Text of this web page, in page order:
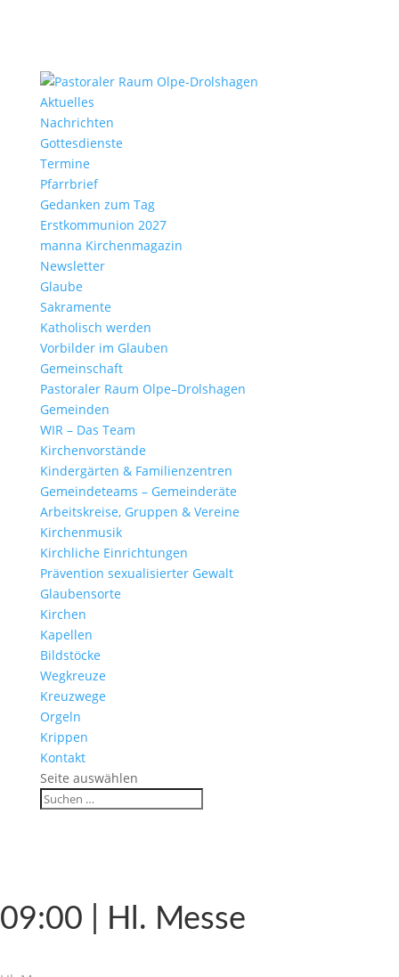
Aktu­elles
Nach­richten
Gottes­dienste
Termine
Pfarr­brief
Gedanken zum Tag
Erst­kom­mu­nion 2027
manna Kirchen­ma­gazin
News­letter
Glaube
Sakra­mente
Katho­lisch werden
Vorbilder im Glauben
Gemein­schaft
Pasto­raler Raum Olpe–Drolshagen
Gemeinden
WIR – Das Team
Kirchen­vor­stände
Kinder­gärten & Familienzentren
Gemein­de­teams – Gemeinderäte
Arbeits­kreise, Gruppen & Vereine
Kirchen­musik
Kirch­liche Einrichtungen
Präven­tion sexua­li­sierter Gewalt
Glau­ben­s­orte
Kirchen
Kapellen
Bild­stöcke
Wegkreuze
Kreuz­wege
Orgeln
Krippen
Kontakt
Seite auswählen
09:00 | Hl. Messe